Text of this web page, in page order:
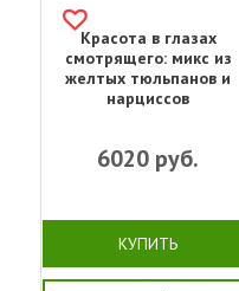
Красота в глазах
смотрящего: микс из
желтых тюльпанов и
нарциссов
6020 руб.
КУПИТЬ